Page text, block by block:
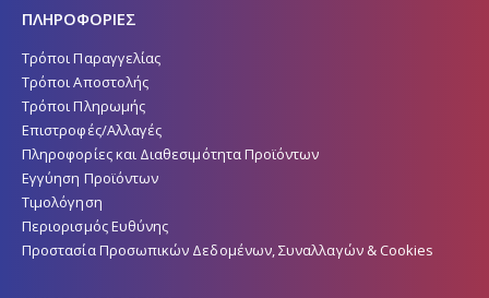
Τρόποι Αποστολής
Τρόποι Πληρωμής
Επιστροφές/Αλλαγές
Πληροφορίες και Διαθεσιμότητα Προϊόντων
Εγγύηση Προϊόντων
Τιμολόγηση
Περιορισμός Ευθύνης
Προστασία Προσωπικών Δεδομένων, Συναλλαγών & Cookies